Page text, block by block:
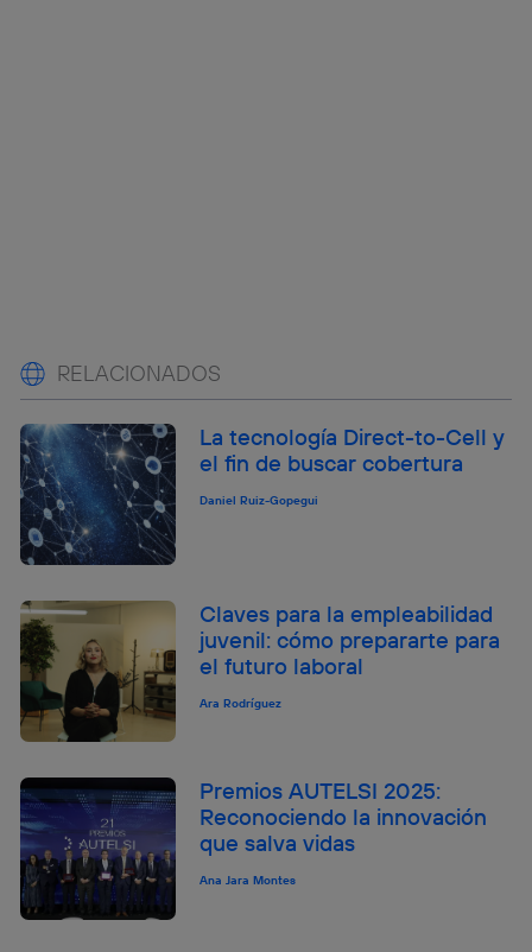
RELACIONADOS
La tecnología Direct-to-Cell y
el fin de buscar cobertura
Daniel Ruiz-Gopegui
Claves para la empleabilidad
juvenil: cómo prepararte para
el futuro laboral
Ara Rodríguez
Premios AUTELSI 2025:
Reconociendo la innovación
que salva vidas
Ana Jara Montes